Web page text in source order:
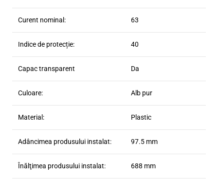
Curent nominal: 63
Indice de protecție: 40
Capac transparent Da
Culoare: Alb pur
Material: Plastic
Adâncimea produsului instalat: 97.5 mm
Înălţimea produsului instalat: 688 mm